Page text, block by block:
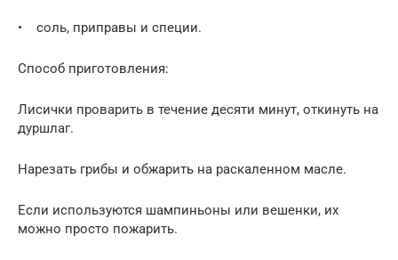
• соль, приправы и специи.
Способ приготовления:
Лисички проварить в течение десяти минут, откинуть на
дуршлаг.
Нарезать грибы и обжарить на раскаленном масле.
Если используются шампиньоны или вешенки, их
можно просто пожарить.